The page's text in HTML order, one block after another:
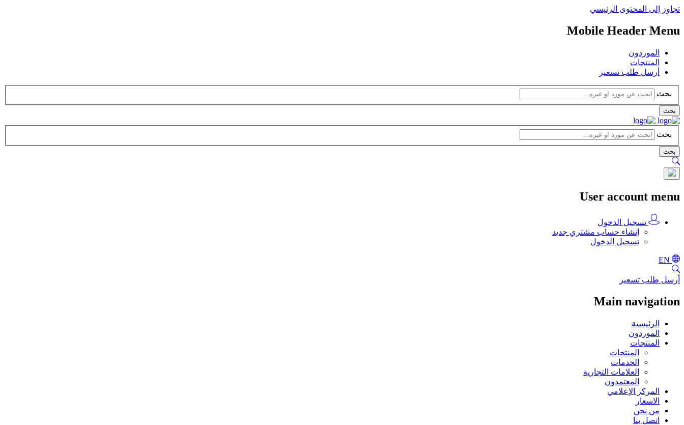
تجاوز إلى المحتوى الرئيسي
Mobile Header Menu
الموردون
المنتجات
أرسل طلب تسعير
بحث
بحث
بحث
بحث
User account menu
تسجيل الدخول
إنشاء حساب مشتري جديد
تسجيل الدخول
أرسل طلب تسعير
Main navigation
الرئيسية
الموردون
المنتجات
المنتجات
الخدمات
العلامات التجارية
المعتمدون
المركز الإعلامي
الاسعار
من نحن
اتصل بنا